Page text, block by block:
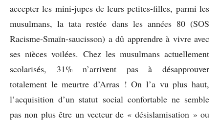
accepter les mini-jupes de leurs petites-filles, parmi les
musulmans, la tata restée dans les années 80 (SOS
Racisme-Smaïn-saucisson) a dû apprendre à vivre avec
ses nièces voilées. Chez les musulmans actuellement
scolarisés, 31% n’arrivent pas à désapprouver
totalement le meurtre d’Arras ! On l’a vu plus haut,
l’acquisition d’un statut social confortable ne semble
pas non plus être un vecteur de « désislamisation » ou